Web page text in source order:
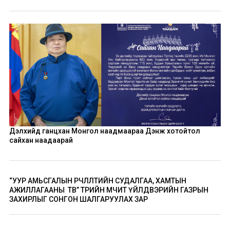
Дэлхийд ганцхан Монгол наадмаараа Дэнж хотойтол
сайхан наадаарай
“УУР АМЬСГАЛЫН ӨӨРЧЛӨЛТИЙН СУДАЛГАА, ХАМТЫН
АЖИЛЛАГААНЫ ТӨВ” ТӨРИЙН ӨМЧИТ ҮЙЛДВЭРИЙН ГАЗРЫН
ЗАХИРЛЫГ СОНГОН ШАЛГАРУУЛАХ ЗАР